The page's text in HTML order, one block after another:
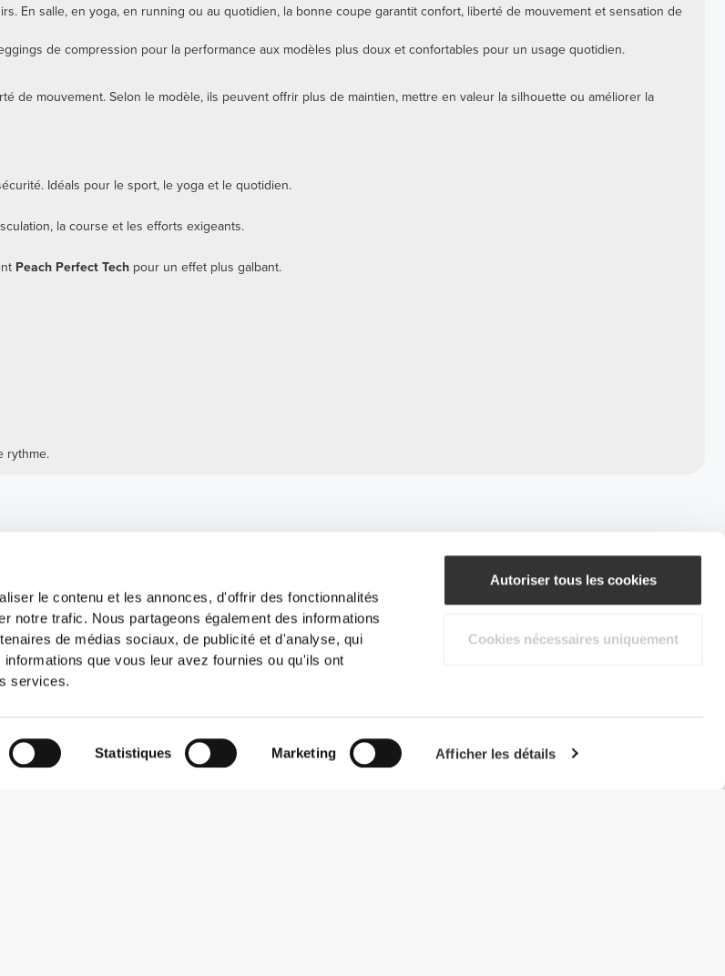
le contenu et les annonces, d'offrir des fonctionnalités
notre trafic. Nous partageons également des informations
de médias sociaux, de publicité et d'analyse, qui
que vous leur avez fournies ou qu'ils ont
services.
Statistiques Marketing Afficher les détails
Autoriser tous les cookies
Cookies nécessaires uniquement
En salle, en yoga, en running ou au quotidien, la bonne coupe garantit confort, liberté de mouvement et sensation de
de compression pour la performance aux modèles plus doux et confortables pour un usage quotidien.
de mouvement. Selon le modèle, ils peuvent offrir plus de maintien, mettre en valeur la silhouette ou améliorer la
Idéals pour le sport, le yoga et le quotidien.
la course et les efforts exigeants.
Peach Perfect Tech pour un effet plus galbant.
rythme.